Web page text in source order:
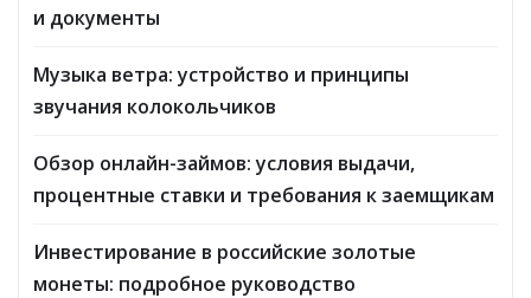
и документы
Музыка ветра: устройство и принципы
звучания колокольчиков
Обзор онлайн-займов: условия выдачи,
процентные ставки и требования к заемщикам
Инвестирование в российские золотые
монеты: подробное руководство